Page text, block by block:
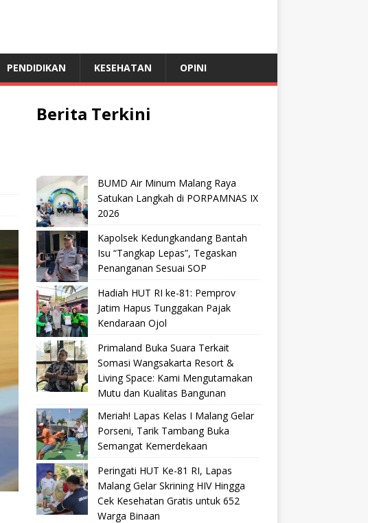
PENDIDIKAN KESEHATAN OPINI
Berita Terkini
BUMD Air Minum Malang Raya
Satukan Langkah di PORPAMNAS IX
2026
Kapolsek Kedungkandang Bantah
Isu “Tangkap Lepas”, Tegaskan
Penanganan Sesuai SOP
Hadiah HUT RI ke-81: Pemprov
Jatim Hapus Tunggakan Pajak
Kendaraan Ojol
Primaland Buka Suara Terkait
Somasi Wangsakarta Resort &
Living Space: Kami Mengutamakan
Mutu dan Kualitas Bangunan
Meriah! Lapas Kelas I Malang Gelar
Porseni, Tarik Tambang Buka
Semangat Kemerdekaan
Peringati HUT Ke-81 RI, Lapas
Malang Gelar Skrining HIV Hingga
Cek Kesehatan Gratis untuk 652
Warga Binaan